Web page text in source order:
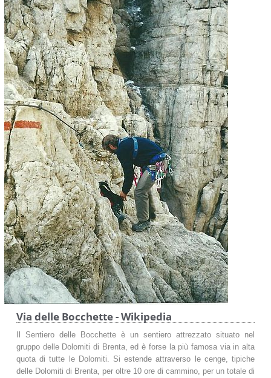
Via delle Bocchette - Wikipedia
Il Sentiero delle Bocchette è un sentiero attrezzato situato nel
gruppo delle Dolomiti di Brenta, ed è forse la più famosa via in alta
quota di tutte le Dolomiti. Si estende attraverso le cenge, tipiche
delle Dolomiti di Brenta, per oltre 10 ore di cammino, per un totale di